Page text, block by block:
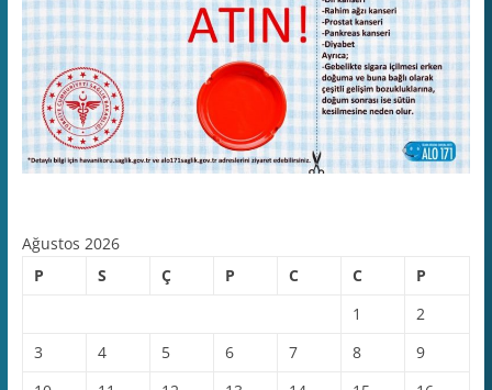
Ağustos 2026
P
S Ç P C C
P
1
2
3
4 5 6 7 8
9